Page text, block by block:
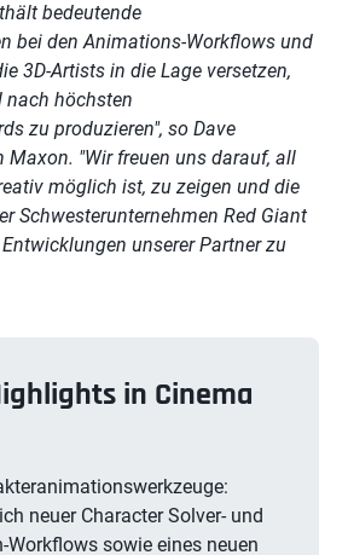
bedeutende
bei den Animations-Workflows und
3D-Artists in die Lage versetzen,
nach höchsten
zu produzieren", so Dave
Maxon. "Wir freuen uns darauf, all
möglich ist, zu zeigen und die
Schwesterunternehmen Red Giant
unserer Partner zu
in Cinema
neuer Character Solver- und
Workflows sowie eines neuen